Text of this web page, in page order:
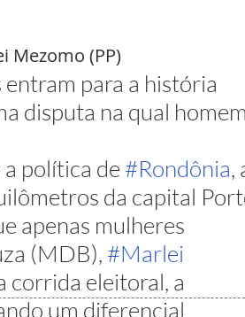
Mezomo (PP)
para a história
disputa na qual homem
política de #Rondônia,
da capital
apenas mulheres
(MDB), #Marlei
corrida eleitoral, a
um diferencial